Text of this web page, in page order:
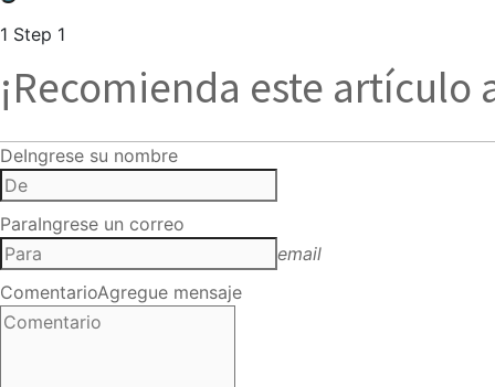
1 Step 1
¡Recomienda este artículo
DeIngrese su nombre
ParaIngrese un correo
email
ComentarioAgregue mensaje